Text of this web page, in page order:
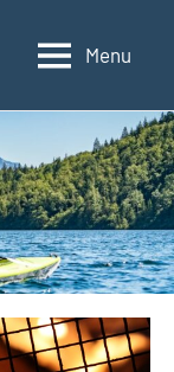
Menu